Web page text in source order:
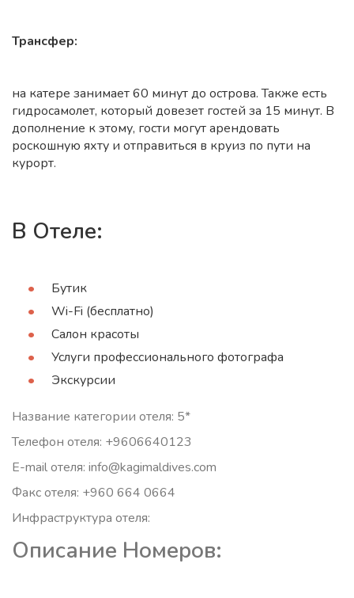
Трансфер:
на катере занимает 60 минут до острова. Также есть
гидросамолет, который довезет гостей за 15 минут. В
дополнение к этому, гости могут арендовать
роскошную яхту и отправиться в круиз по пути на
курорт.
В Отеле:
Бутик
Wi-Fi (бесплатно)
Салон красоты
Услуги профессионального фотографа
Экскурсии
Название категории отеля: 5*
Телефон отеля: +9606640123
E-mail отеля: info@kagimaldives.com
Факс отеля: +960 664 0664
Инфраструктура отеля:
Описание Номеров: